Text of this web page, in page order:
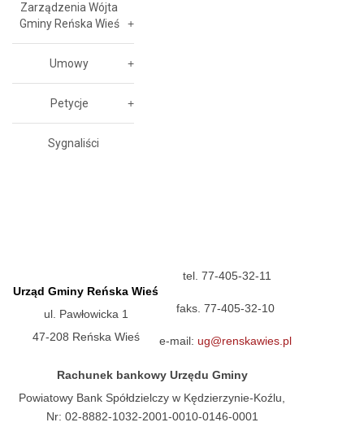
Zarządzenia Wójta
Gminy Reńska Wieś
Umowy
Petycje
Sygnaliści
Urząd Gminy Reńska Wieś
ul. Pawłowicka 1
47-208 Reńska Wieś
tel. 77-405-32-11
faks. 77-405-32-10
e-mail: ug@renskawies.pl
Rachunek bankowy Urzędu Gminy
Powiatowy Bank Spółdzielczy w Kędzierzynie-Koźlu,
Nr: 02-8882-1032-2001-0010-0146-0001